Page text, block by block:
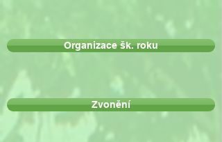
Organizace šk. roku
Zvonění